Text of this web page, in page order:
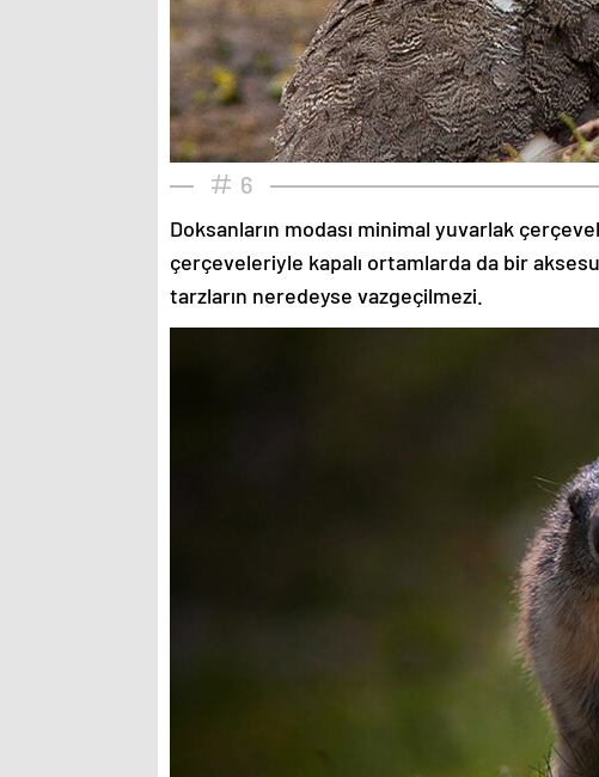
6
Doksanların modası minimal yuvarlak
çerçeveleriyle kapalı ortamlarda da bir
tarzların neredeyse vazgeçilmezi.